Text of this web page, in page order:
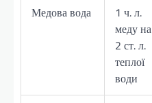
Медова вода
1 ч. л.
меду на
2 ст. л.
теплої
води